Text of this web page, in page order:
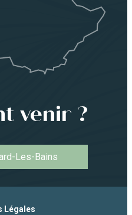
venir ?
Les-Bains
Légales